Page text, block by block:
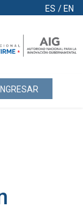
ES / EN
INGRESAR